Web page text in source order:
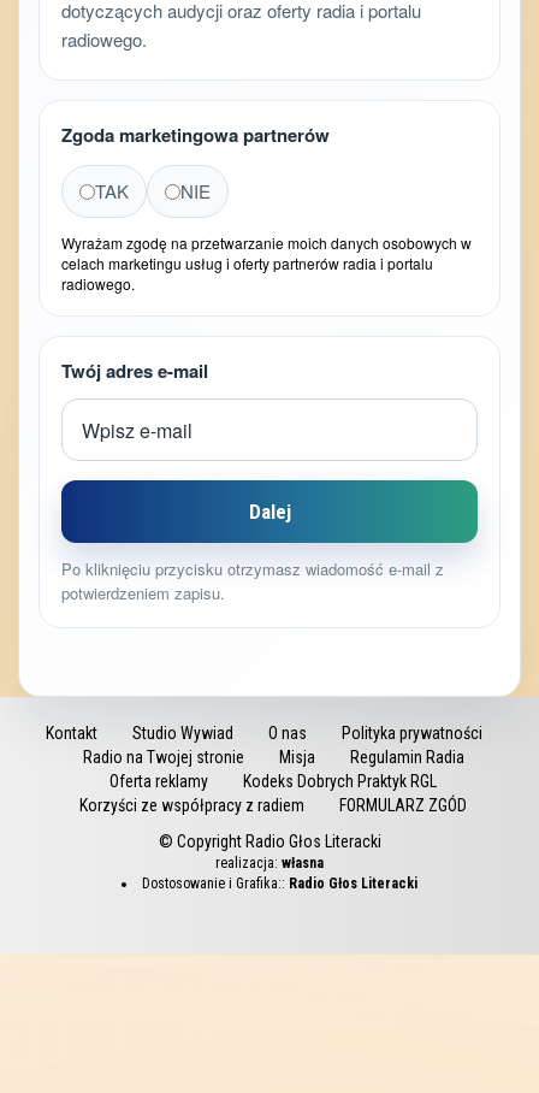
dotyczących audycji oraz oferty radia i portalu
radiowego.
Zgoda marketingowa partnerów
TAK NIE
Wyrażam zgodę na przetwarzanie moich danych osobowych w
celach marketingu usług i oferty partnerów radia i portalu
radiowego.
Twój adres e-mail
Dalej
Po kliknięciu przycisku otrzymasz wiadomość e-mail z
potwierdzeniem zapisu.
Kontakt Studio Wywiad O nas
Polityka prywatności
Radio na Twojej stronie
Misja
Regulamin Radia
Oferta reklamy
Kodeks Dobrych Praktyk RGL
Korzyści ze współpracy z radiem
FORMULARZ ZGÓD
© Copyright Radio Głos Literacki
realizacja: własna
Dostosowanie i Grafika:: Radio Głos Literacki